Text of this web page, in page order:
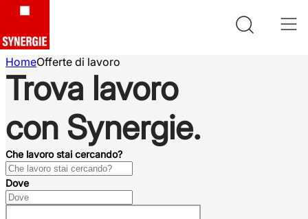
HomeOfferte di lavoro
Trova lavoro
con Synergie.
Che lavoro stai cercando?
Dove